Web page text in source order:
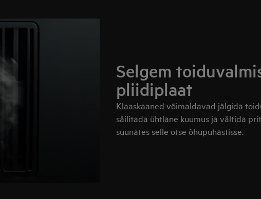
Selgem
pliidiplaat
Klaaskaaned võimaldavad jälgida
säilitada ühtlane kuumus ja vältida
suunates selle otse õhupuhastisse.